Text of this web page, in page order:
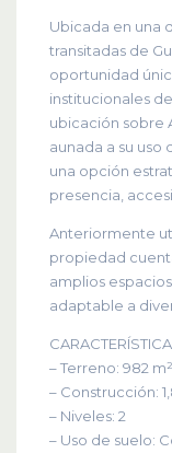
Ubicada en una
transitadas de
oportunidad
institucionales
ubicación sobre
aunada a su
una opción
presencia,
Anteriormente
propiedad
amplios
adaptable a
– Terreno: 982 m²
– Construcción:
– Niveles: 2
– Uso de suelo: